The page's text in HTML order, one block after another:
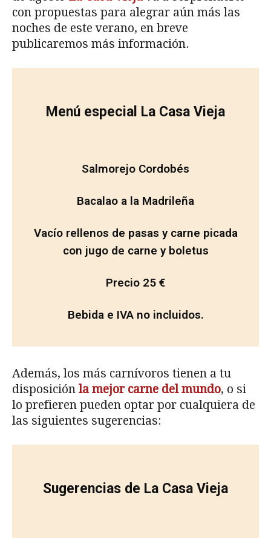
con propuestas para alegrar aún más las
noches de este verano, en breve
publicaremos más información.
Menú especial La Casa Vieja
Salmorejo Cordobés
Bacalao a la Madrileña
Vacío rellenos de pasas y carne picada
con jugo de carne y boletus
Precio 25 €
Bebida e IVA no incluidos.
Además, los más carnívoros tienen a tu
disposición la mejor carne del mundo, o si
lo prefieren pueden optar por cualquiera de
las siguientes sugerencias:
Sugerencias de La Casa Vieja